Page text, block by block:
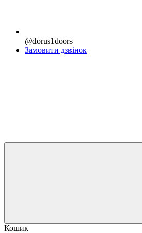
@dorus1doors
Замовити дзвінок
Кошик